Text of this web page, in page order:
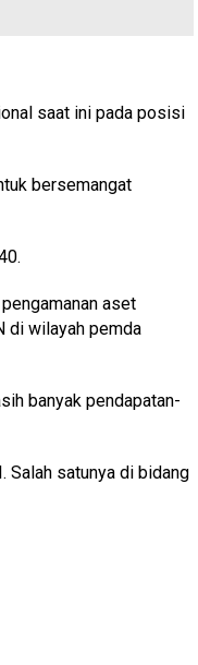
saat ini pada posisi
bersemangat
aset
di wilayah pemda
banyak pendapatan-
Salah satunya di bidang